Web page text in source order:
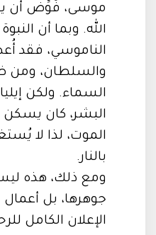
موسى، فُوِّض أن
الله. وبما أن
الناموسي، فقد
والسلطان، ومن
السماء. ولكن
البشر، كان
الموت، لذا لا
بالنار.
ومع ذلك، هذه
جوهرها، بل
الإعلان الكامل